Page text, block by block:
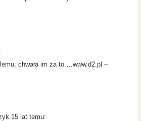
chwała im za to …www.d2.pl –
15 lat temu: